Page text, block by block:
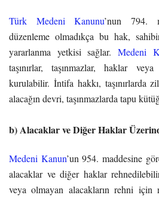
Türk Medeni Kanunu’nun 794.
düzenleme olmadıkça bu hak,
yararlanma yetkisi sağlar.Medeni
taşınırlar, taşınmazlar, haklar
kurulabilir. İntifa hakkı, taşınırlarda
alacağın devri, taşınmazlarda tapu
b) Alacaklar ve Diğer Haklar
Medeni Kanun’un 954. maddesine
alacaklar ve diğer haklar
veya olmayan alacakların rehni için